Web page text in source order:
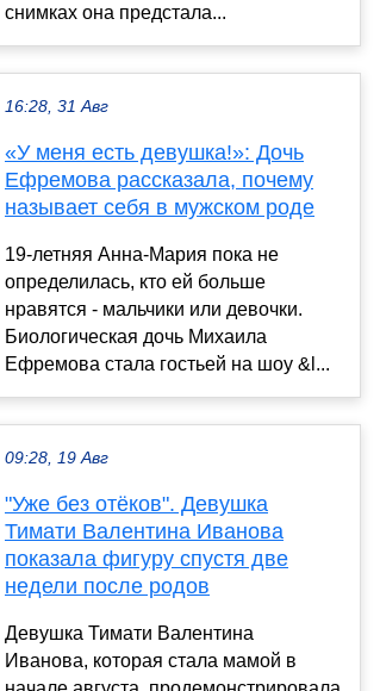
снимках она предстала...
16:28, 31 Авг
«У меня есть девушка!»: Дочь
Ефремова рассказала, почему
называет себя в мужском роде
19-летняя Анна-Мария пока не
определилась, кто ей больше
нравятся - мальчики или девочки.
Биологическая дочь Михаила
Ефремова стала гостьей на шоу &l...
09:28, 19 Авг
"Уже без отёков". Девушка
Тимати Валентина Иванова
показала фигуру спустя две
недели после родов
Девушка Тимати Валентина
Иванова, которая стала мамой в